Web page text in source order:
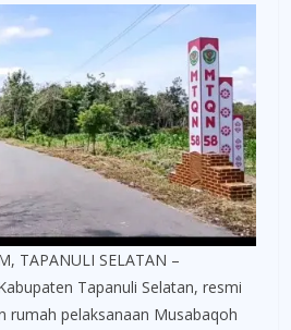
TAPANULI SELATAN –
Tapanuli Selatan, resmi
rumah pelaksanaan Musabaqoh